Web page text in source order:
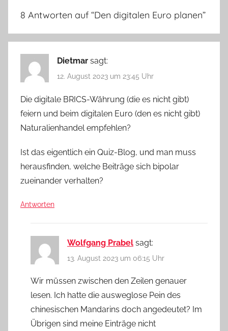
8 Antworten auf “Den digitalen Euro planen”
Dietmar sagt:
12. August 2023 um 23:45 Uhr
Die digitale BRICS-Währung (die es nicht gibt)
feiern und beim digitalen Euro (den es nicht gibt)
Naturalienhandel empfehlen?
Ist das eigentlich ein Quiz-Blog, und man muss
herausfinden, welche Beiträge sich bipolar
zueinander verhalten?
Antworten
Wolfgang Prabel sagt:
13. August 2023 um 06:15 Uhr
Wir müssen zwischen den Zeilen genauer
lesen. Ich hatte die ausweglose Pein des
chinesischen Mandarins doch angedeutet? Im
Übrigen sind meine Einträge nicht